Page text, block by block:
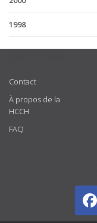
1998
Contact
À propos de la
HCCH
FAQ